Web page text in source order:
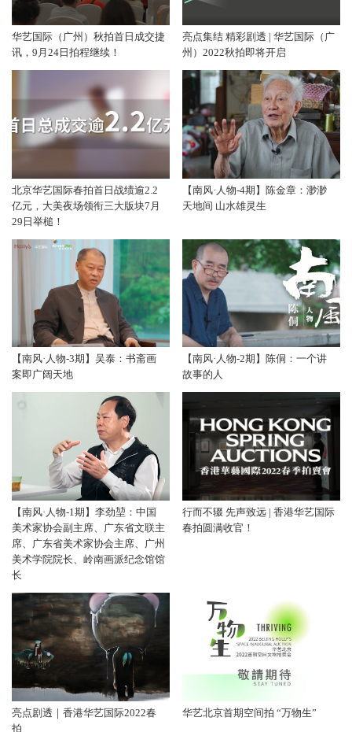
华艺国际（广州）秋拍首日成交捷
讯，9月24日拍程继续！
亮点集结 精彩剧透 | 华艺国际（广
州）2022秋拍即将开启
北京华艺国际春拍首日战绩逾2.2
亿元，大美夜场领衔三大版块7月
29日举槌！
【南风·人物-4期】陈金章：渺渺
天地间 山水雄灵生
【南风·人物-3期】吴泰：书斋画
案即广阔天地
【南风·人物-2期】陈侗：一个讲
故事的人
【南风·人物-1期】李劲堃：中国
美术家协会副主席、广东省文联主
席、广东省美术家协会主席、广州
美术学院院长、岭南画派纪念馆馆
长
行而不辍 先声致远 | 香港华艺国际
春拍圆满收官！
亮点剧透｜香港华艺国际2022春
拍
华艺北京首期空间拍 “万物生”